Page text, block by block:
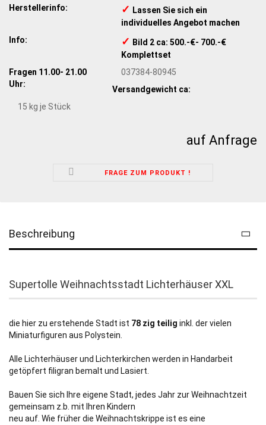
Herstellerinfo: ✓ ​Lassen Sie sich ein
individuelles Angebot machen
Info:
✓ ​Bild 2 ca: 500.-€- 700.-€
Komplettset
Fragen 11.00- 21.00
Uhr:
037384-80945
Versandgewicht ca:
15 kg je Stück
auf Anfrage
FRAGE ZUM PRODUKT !
Beschreibung
Supertolle Weihnachtsstadt Lichterhäuser XXL
die hier zu erstehende Stadt ist 78 zig teilig inkl. der vielen
Miniaturfiguren aus Polystein.
Alle Lichterhäuser und Lichterkirchen werden in Handarbeit
getöpfert filigran bemalt und Lasiert.
Bauen Sie sich Ihre eigene Stadt, jedes Jahr zur Weihnachtzeit
gemeinsam z.b. mit Ihren Kindern
neu auf. Wie früher die Weihnachtskrippe ist es eine